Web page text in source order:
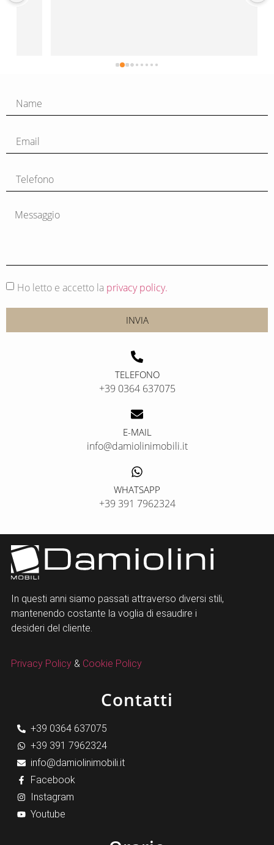
Ho letto e accetto la privacy policy.
INVIA
TELEFONO
+39 0364 637075
E-MAIL
info@damiolinimobili.it
WHATSAPP
+39 391 7962324
In questi anni siamo passati attraverso diversi stili,
mantenendo costante la voglia di esaudire i
desideri del cliente.
Privacy Policy&Cookie Policy
Contatti
+39 0364 637075
+39 391 7962324
info@damiolinimobili.it
Facebook
Instagram
Youtube